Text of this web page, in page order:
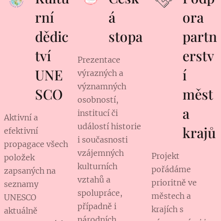
rní
dědic
tví
UNE
SCO
Aktivní a
efektivní
propagace všech
položek
zapsaných na
seznamy
UNESCO
aktuálně
á
stopa
Prezentace
výrazných a
významných
osobností,
institucí či
událostí historie
i současnosti
vzájemných
kulturních
vztahů a
spolupráce,
případně i
ora
partn
erstv
í
měst
a
krajů
Projekt
pořádáme
prioritně ve
městech a
krajích s